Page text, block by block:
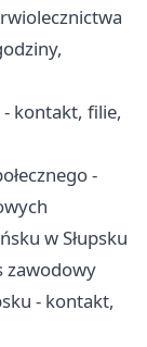
- kontakt, filie,
-
w Słupsku
zawodowy
- kontakt,